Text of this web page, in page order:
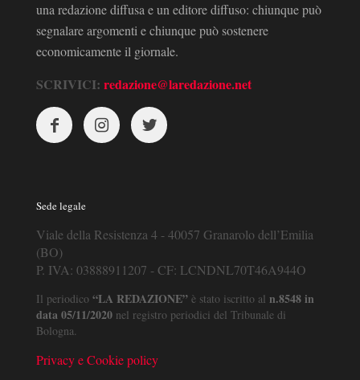
una redazione diffusa e un editore diffuso: chiunque può
segnalare argomenti e chiunque può sostenere
economicamente il giornale.
SCRIVICI: redazione@laredazione.net
Sede legale
Viale della Resistenza 4 - 40057 Granarolo dell’Emilia
(BO)
P. IVA: 03888911207 - CF: LCNDNL70T46A944O
Il periodico “LA REDAZIONE” è stato iscritto al n.8548 in
data 05/11/2020 nel registro periodici del Tribunale di
Bologna.
Privacy e Cookie policy